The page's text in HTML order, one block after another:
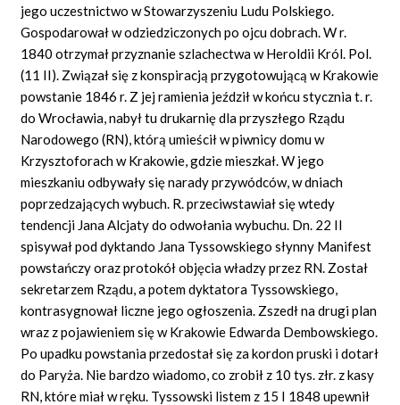
jego uczestnictwo w Stowarzyszeniu Ludu Polskiego.
Gospodarował w odziedziczonych po ojcu dobrach. W r.
1840 otrzymał przyznanie szlachectwa w Heroldii Król. Pol.
(11 II). Związał się z konspiracją przygotowującą w Krakowie
powstanie 1846 r. Z jej ramienia jeździł w końcu stycznia t. r.
do Wrocławia, nabył tu drukarnię dla przyszłego Rządu
Narodowego (RN), którą umieścił w piwnicy domu w
Krzysztoforach w Krakowie, gdzie mieszkał. W jego
mieszkaniu odbywały się narady przywódców, w dniach
poprzedzających wybuch. R. przeciwstawiał się wtedy
tendencji Jana Alcjaty do odwołania wybuchu. Dn. 22 II
spisywał pod dyktando Jana Tyssowskiego słynny Manifest
powstańczy oraz protokół objęcia władzy przez RN. Został
sekretarzem Rządu, a potem dyktatora Tyssowskiego,
kontrasygnował liczne jego ogłoszenia. Zszedł na drugi plan
wraz z pojawieniem się w Krakowie Edwarda Dembowskiego.
Po upadku powstania przedostał się za kordon pruski i dotarł
do Paryża. Nie bardzo wiadomo, co zrobił z 10 tys. złr. z kasy
RN, które miał w ręku. Tyssowski listem z 15 I 1848 upewnił